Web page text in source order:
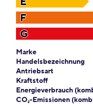
F
G
Marke
Handelsbezeichnung
Antriebsart
Kraftstoff
Energieverbrauch
CO₂-Emissionen